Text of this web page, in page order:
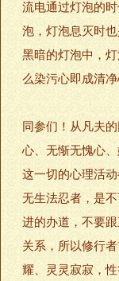
流电通过灯泡的
泡，灯泡息灭时
黑暗的灯泡中，
么染污心即成清
同参们！从凡夫
心、无惭无愧心
这一切的心理活
无生法忍者，是
进的办道，不要
关系，所以修行
耀、灵灵寂寂，